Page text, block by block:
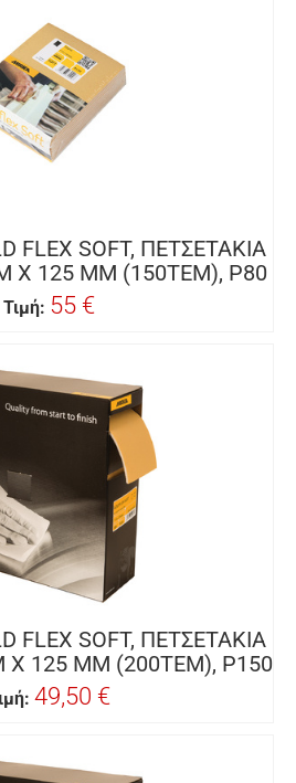
FLEX SOFT, ΠΕΤΣΕΤΑΚΙΑ
X 125 MM (150ΤΕΜ), P80
Τιμή: 55 €
FLEX SOFT, ΠΕΤΣΕΤΑΚΙΑ
X 125 MM (200ΤΕΜ), P150
49,50 €